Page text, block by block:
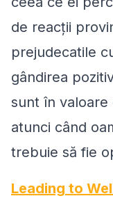
de reacții
prejudecatile
gândirea
sunt în
atunci când
trebuie să fie
Leading to